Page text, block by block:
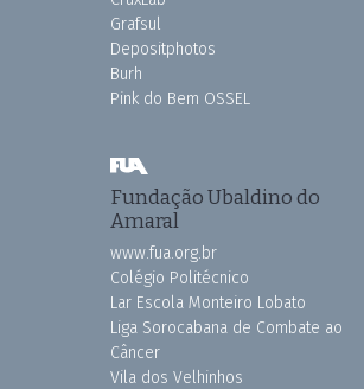
Grafsul
Depositphotos
Burh
Pink do Bem OSSEL
Fundação Ubaldino do
Amaral
www.fua.org.br
Colégio Politécnico
Lar Escola Monteiro Lobato
Liga Sorocabana de Combate ao
Câncer
Vila dos Velhinhos